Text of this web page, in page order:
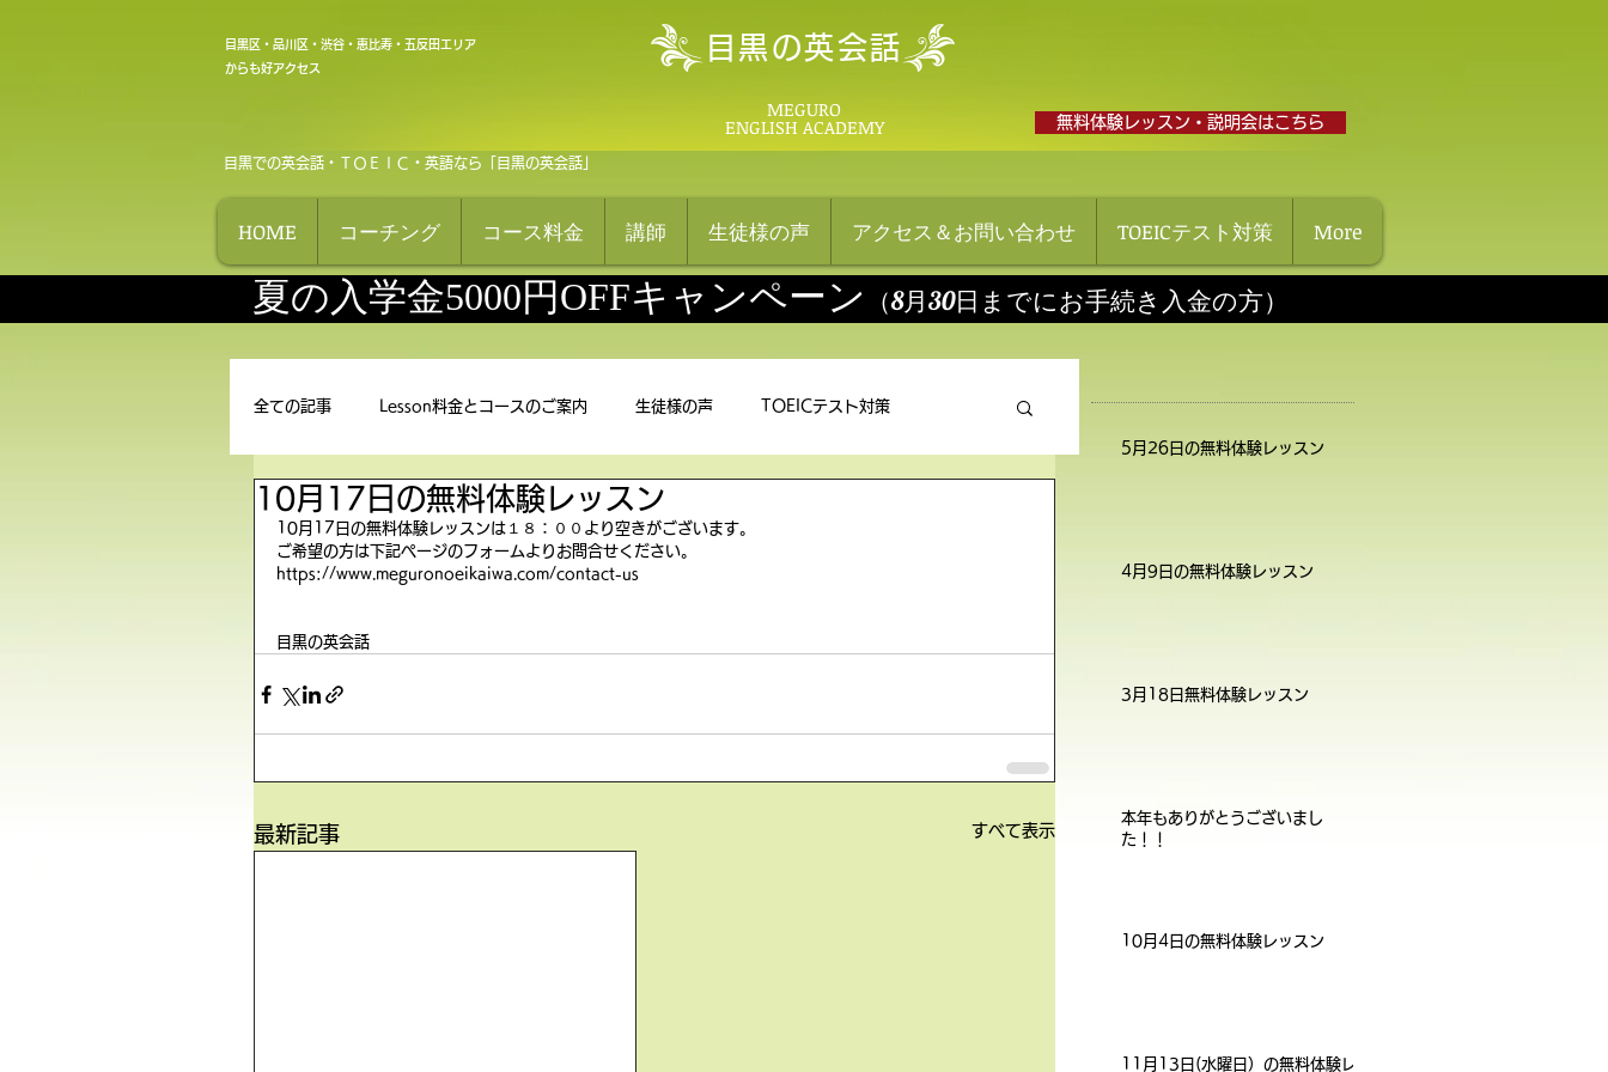
無料体験レッスン・説明会はこちら
目黒の英会話
目黒区・品川区・渋谷・恵比寿・五反田エリア
からも好アクセス
MEGURO
ENGLISH ACADEMY
目黒での英会話・ＴＯＥＩＣ・英語なら「目黒の英会話」
HOME コーチング コース料金 講師 生徒様の声 アクセス＆お問い合わせ TOEICテスト対策 More
全ての記事 Lesson料金とコースのご案内 生徒様の声 TOEICテスト対策
10月17日の無料体験レッスン
10月17日の無料体験レッスンは１８：００より空きがございます。
ご希望の方は下記ページのフォームよりお問合せください。
https://www.meguronoeikaiwa.com/contact-us
目黒の英会話
最新記事 すべて表示
5月26日の無料体験レッスン
4月9日の無料体験レッスン
3月18日無料体験レッスン
本年もありがとうございまし
た！！
10月4日の無料体験レッスン
11月13日(水曜日）の無料体験レ
夏の入学金5000円OFFキャンペーン （8月30日までにお手続き入金の方）